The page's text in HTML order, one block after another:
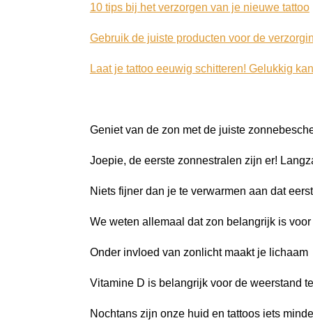
10 tips bij het verzorgen van je nieuwe tattoo
Gebruik de juiste producten voor de
Laat je tattoo eeuwig schitteren! Gelukkig
Geniet van de zon met de juiste
Joepie, de eerste zonnestralen zijn er!
Niets fijner dan je te verwarmen aan dat
We weten allemaal dat zon belangrijk is
Onder invloed van zonlicht maakt je
Vitamine D is belangrijk voor de weerstand
Nochtans zijn onze huid en tattoos iets